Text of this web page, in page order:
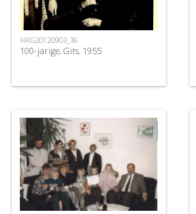
HKG20120903_36
100-jarige, Gits, 1955